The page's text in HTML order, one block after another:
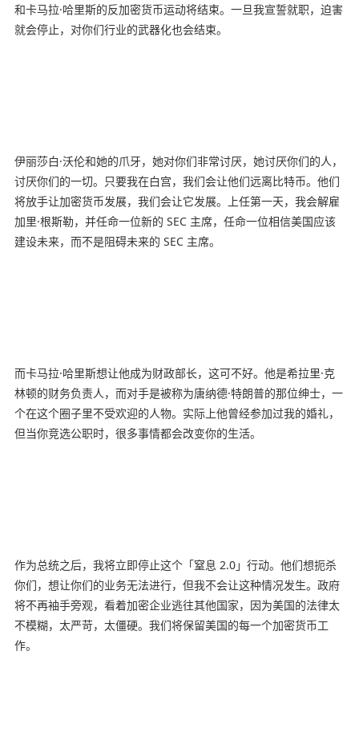
和卡马拉·哈里斯的反加密货币运动将结束。一旦我宣誓就职，迫害
就会停止，对你们行业的武器化也会结束。
伊丽莎白·沃伦和她的爪牙，她对你们非常讨厌，她讨厌你们的人，
讨厌你们的一切。只要我在白宫，我们会让他们远离比特币。他们
将放手让加密货币发展，我们会让它发展。上任第一天，我会解雇
加里·根斯勒，并任命一位新的 SEC 主席，任命一位相信美国应该
建设未来，而不是阻碍未来的 SEC 主席。
而卡马拉·哈里斯想让他成为财政部长，这可不好。他是希拉里·克
林顿的财务负责人，而对手是被称为唐纳德·特朗普的那位绅士，一
个在这个圈子里不受欢迎的人物。实际上他曾经参加过我的婚礼，
但当你竞选公职时，很多事情都会改变你的生活。
作为总统之后，我将立即停止这个「窒息 2.0」行动。他们想扼杀
你们，想让你们的业务无法进行，但我不会让这种情况发生。政府
将不再袖手旁观，看着加密企业逃往其他国家，因为美国的法律太
不模糊，太严苛，太僵硬。我们将保留美国的每一个加密货币工
作。